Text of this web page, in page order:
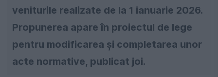
veniturile realizate de la 1 ianuarie 2026.
Propunerea apare în proiectul de lege
pentru modificarea şi completarea unor
acte normative, publicat joi.